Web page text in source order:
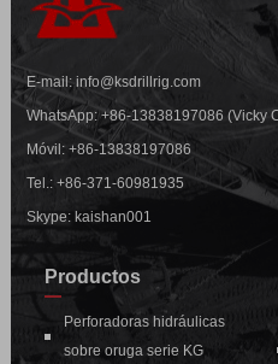
E-mail:info@ksdrillrig.com
WhatsApp:+86-13838197086 (Vicky
Móvil:+86-13838197086
Tel.:+86-371-60981935
Skype: kaishan001
Productos
Perforadoras hidráulicas
sobre oruga serie KG